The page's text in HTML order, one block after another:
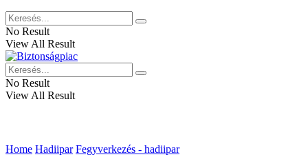
No Result
View All Result
No Result
View All Result
Home Hadiipar Fegyverkezés - hadiipar